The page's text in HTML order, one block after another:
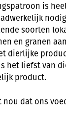
is
soorten
en granen
dierlijke
het liefst van
product.
nou dat ons